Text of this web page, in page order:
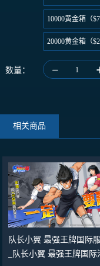
10000黄金箱（
20000黄金箱（
数量： 1
相关商品
队长小翼 最强王牌国际服充值
_队长小翼 最强王牌国际港台服